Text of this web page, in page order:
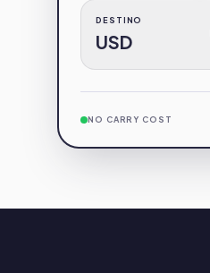
DESTINO
USD
NO CARRY COST